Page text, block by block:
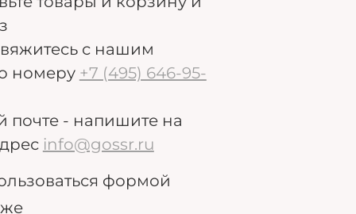
с нашим
номеру +7 (495) 646-95-
почте - напишите на
info@gossr.ru
формой